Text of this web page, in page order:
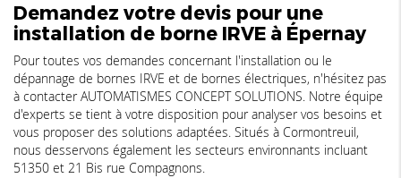
Demandez votre devis pour une
installation de borne IRVE à Épernay
Pour toutes vos demandes concernant l'installation ou le
dépannage de bornes IRVE et de bornes électriques, n'hésitez pas
à contacter AUTOMATISMES CONCEPT SOLUTIONS. Notre équipe
d'experts se tient à votre disposition pour analyser vos besoins et
vous proposer des solutions adaptées. Situés à Cormontreuil,
nous desservons également les secteurs environnants incluant
51350 et 21 Bis rue Compagnons.